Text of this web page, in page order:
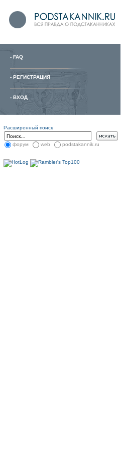
- FAQ
- РЕГИСТРАЦИЯ
- ВХОД
Расширенный поиск
форум web podstakannik.ru